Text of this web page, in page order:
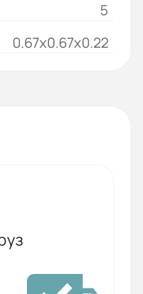
5
0.67x0.67x0.22